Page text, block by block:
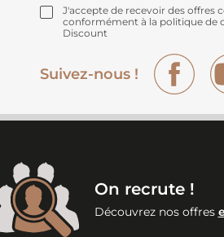
J'accepte de recevoir des offres
conformément à la politique de
Discount
Suivez-nous !
On recrute !
Découvrez nos offres